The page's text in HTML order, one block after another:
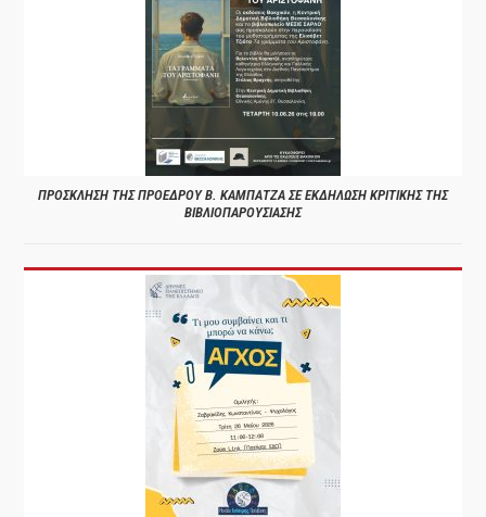
ΠΡΟΣΚΛΗΣΗ ΤΗΣ ΠΡΟΕΔΡΟΥ Β. ΚΑΜΠΑΤΖΑ ΣΕ ΕΚΔΗΛΩΣΗ ΚΡΙΤΙΚΗΣ ΤΗΣ
ΒΙΒΛΙΟΠΑΡΟΥΣΙΑΣΗΣ